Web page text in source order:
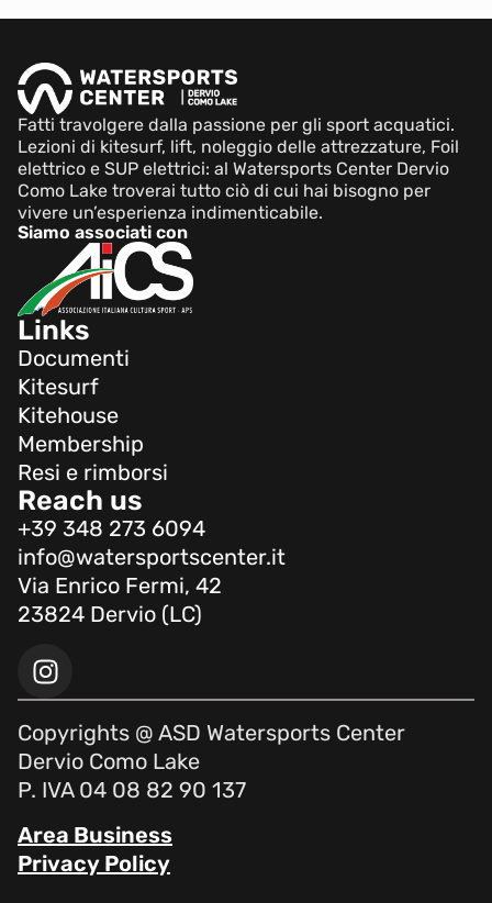
Fatti travolgere dalla passione per gli sport acquatici.
Lezioni di kitesurf, lift, noleggio delle attrezzature, Foil
elettrico e SUP elettrici: al Watersports Center Dervio
Como Lake troverai tutto ciò di cui hai bisogno per
vivere un’esperienza indimenticabile.
Siamo associati con
Links
Documenti
Kitesurf
Kitehouse
Membership
Resi e rimborsi
Reach us
+39 348 273 6094
info@watersportscenter.it
Via Enrico Fermi, 42
23824 Dervio (LC)
Copyrights @ ASD Watersports Center
Dervio Como Lake
P. IVA 04 08 82 90 137
Area Business
Privacy Policy